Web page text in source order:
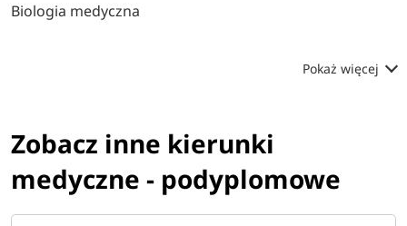
Biologia medyczna
Pokaż więcej
Zobacz inne kierunki
medyczne - podyplomowe